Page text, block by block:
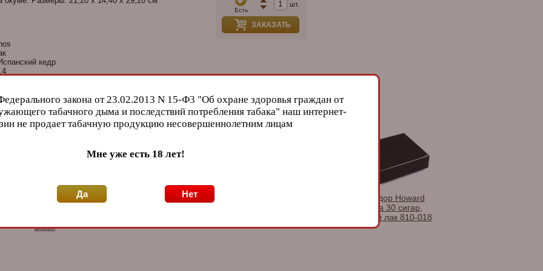
кедр
Есть
шт.
ЗАКАЗАТЬ
Хьюмидор Gentili
Black
Хьюмидор Colibri
Хьюмидор Howard
Miller на 30 сигар,
Черный лак 810-018
закона от 23.02.2013 N 15-Ф3 "Об охране здоровья граждан от
табачного дыма и последствий потребления табака" наш интернет-
не продает табачную продукцию несовершеннолетним лицам
Мне уже есть 18 лет!
Да Нет